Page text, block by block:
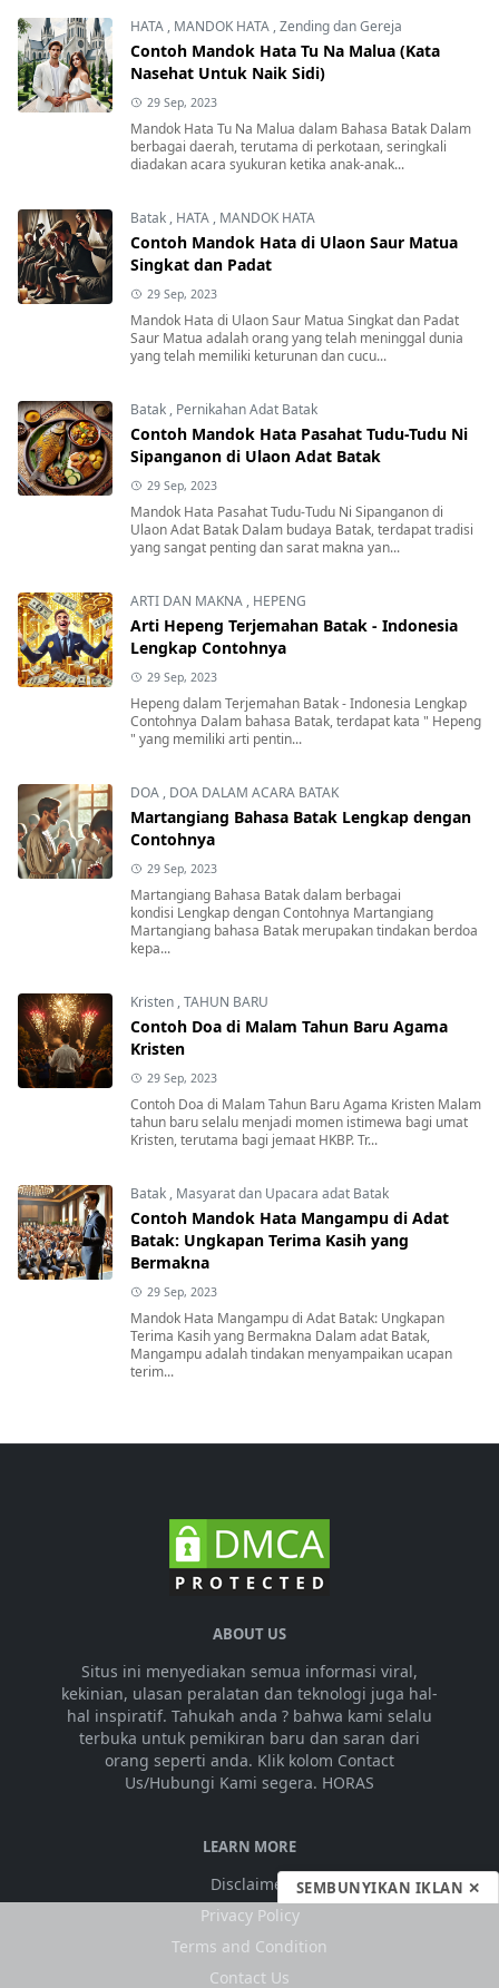
HATA , MANDOK HATA ,Zending dan Gereja
Contoh Mandok Hata Tu Na Malua (Kata
Nasehat Untuk Naik Sidi)
29 Sep, 2023
Mandok Hata Tu Na Malua dalam Bahasa Batak Dalam
berbagai daerah, terutama di perkotaan, seringkali
diadakan acara syukuran ketika anak-anak...
Batak , HATA , MANDOK HATA
Contoh Mandok Hata di Ulaon Saur Matua
Singkat dan Padat
29 Sep, 2023
Mandok Hata di Ulaon Saur Matua Singkat dan Padat
Saur Matua adalah orang yang telah meninggal dunia
yang telah memiliki keturunan dan cucu...
Batak , Pernikahan Adat Batak
Contoh Mandok Hata Pasahat Tudu-Tudu Ni
Sipanganon di Ulaon Adat Batak
29 Sep, 2023
Mandok Hata Pasahat Tudu-Tudu Ni Sipanganon di
Ulaon Adat Batak Dalam budaya Batak, terdapat tradisi
yang sangat penting dan sarat makna yan...
ARTI DAN MAKNA , HEPENG
Arti Hepeng Terjemahan Batak - Indonesia
Lengkap Contohnya
29 Sep, 2023
Hepeng dalam Terjemahan Batak - Indonesia Lengkap
Contohnya Dalam bahasa Batak, terdapat kata " Hepeng
" yang memiliki arti pentin...
DOA , DOA DALAM ACARA BATAK
Martangiang Bahasa Batak Lengkap dengan
Contohnya
29 Sep, 2023
Martangiang Bahasa Batak dalam berbagai
kondisi Lengkap dengan Contohnya Martangiang
Martangiang bahasa Batak merupakan tindakan berdoa
kepa...
Kristen ,TAHUN BARU
Contoh Doa di Malam Tahun Baru Agama
Kristen
29 Sep, 2023
Contoh Doa di Malam Tahun Baru Agama Kristen Malam
tahun baru selalu menjadi momen istimewa bagi umat
Kristen, terutama bagi jemaat HKBP. Tr...
Batak , Masyarat dan Upacara adat Batak
Contoh Mandok Hata Mangampu di Adat
Batak: Ungkapan Terima Kasih yang
Bermakna
29 Sep, 2023
Mandok Hata Mangampu di Adat Batak: Ungkapan
Terima Kasih yang Bermakna Dalam adat Batak,
Mangampu adalah tindakan menyampaikan ucapan
terim...
ABOUT US
Situs ini menyediakan semua informasi viral,
kekinian, ulasan peralatan dan teknologi juga hal-
hal inspiratif. Tahukah anda ? bahwa kami selalu
terbuka untuk pemikiran baru dan saran dari
orang seperti anda. Klik kolom Contact
Us/Hubungi Kami segera. HORAS
LEARN MORE
Disclaimer
Privacy Policy
Terms and Condition
Contact Us
SEMBUNYIKAN IKLAN ✕